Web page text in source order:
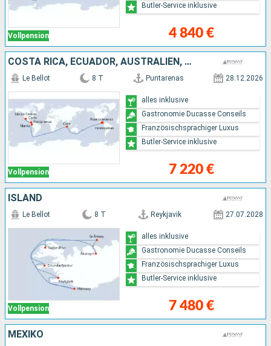
Vollpension 4 840 €
Butler-Service inklusive
COSTA RICA, ECUADOR, AUSTRALIEN, MEXIKO
Vollpension
Le Bellot 8 T Puntarenas 28.12.2026
7 220 €
alles inklusive
Gastronomie Ducasse Conseils
Französischsprachiger Luxus
Butler-Service inklusive
ISLAND
Vollpension
Le Bellot 8 T Reykjavik 27.07.2028
7 480 €
alles inklusive
Gastronomie Ducasse Conseils
Französischsprachiger Luxus
Butler-Service inklusive
MEXIKO